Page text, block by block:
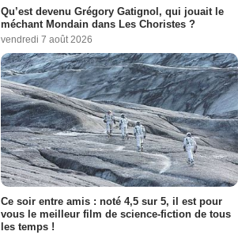
Qu’est devenu Grégory Gatignol, qui jouait le
méchant Mondain dans Les Choristes ?
vendredi 7 août 2026
Ce soir entre amis : noté 4,5 sur 5, il est pour
vous le meilleur film de science-fiction de tous
les temps !